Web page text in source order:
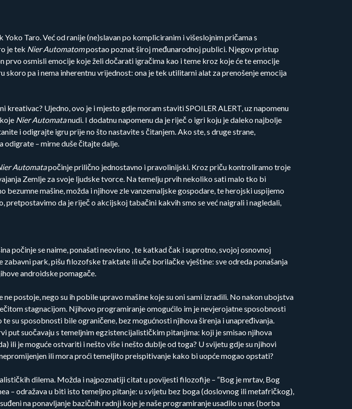
Taro. Već od ranije (ne)slavan po kompliciranim i višeslojnim pričama s
je tek Nier Automatompostao poznat široj međunarodnoj publici. Njegov pristup
osmisli emocije koje želi dočarati igračima kao i teme kroz koje će te emocije
pa i nema inherentnu vrijednost: ona je tek utilitarni alat za prenošenje emocija
Ujedno, ovo je i mjesto gdje moram staviti SPOILER ALERT, uz napomenu
Nier Automatanudi. I dodatnu napomenu da je riječ o igri koju je daleko najbolje
i odigrajte igru prije no što nastavite s čitanjem. Ako ste, s druge strane,
odigrate – mirne duše čitajte dalje.
Automatapočinje prilično jednostavno i pravolinijski. Kroz priču kontroliramo troje
Zemlje za svoje ljudske tvorce. Na temelju prvih nekoliko sati malo tko bi
mašine, možda i njihove zle vanzemaljske gospodare, te herojski uspijemo
da je riječ o akcijskoj tabačini kakvih smo se već naigrali i nagledali,
počinje se naime, ponašati neovisno , te katkad čak i suprotno, svojoj osnovnoj
park, pišu filozofske traktate ili uče borilačke vještine: sve odreda ponašanja
androidske pomagače.
postoje, nego su ih pobile upravo mašine koje su oni sami izradili. No nakon ubojstva
stagnacijom. Njihovo programiranje omogućilo im je nevjerojatne sposobnosti
su sposobnosti bile ograničene, bez mogućnosti njihova širenja i unapređivanja.
put suočavaju s temeljnim egzistencijalističkim pitanjima: koji je smisao njihova
je moguće ostvariti i nešto više i nešto dublje od toga? U svijetu gdje su njihovi
ili mora proći temeljito preispitivanje kako bi uopće mogao opstati?
dilema. Možda i najpoznatiji citat u povijesti filozofije – “Bog je mrtav, Bog
– odražava u biti isto temeljno pitanje: u svijetu bez boga (doslovnog ili metafričkog),
na ponavljanje bazičnih radnji koje je naše programiranje usadilo u nas (borba